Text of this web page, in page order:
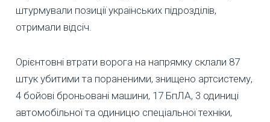
штурмували позиції українських підрозділів,
отримали відсіч.
Орієнтовні втрати ворога на напрямку склали 87
штук убитими та пораненими, знищено артсистему,
4 бойові броньовані машини, 17 БпЛА, 3 одиниці
автомобільної та одиницю спеціальної техніки,